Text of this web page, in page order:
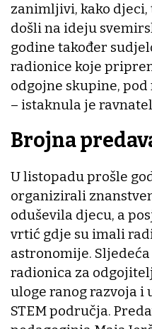
zanimljivi, kako djeci,
došli na ideju
godine također
radionice koje
odgojne skupine,
– istaknula je
Brojna
U listopadu prošle
organizirali
oduševila djecu, a
vrtić gdje su imali
astronomije.
radionica za
uloge ranog razvoja i
STEM područja.